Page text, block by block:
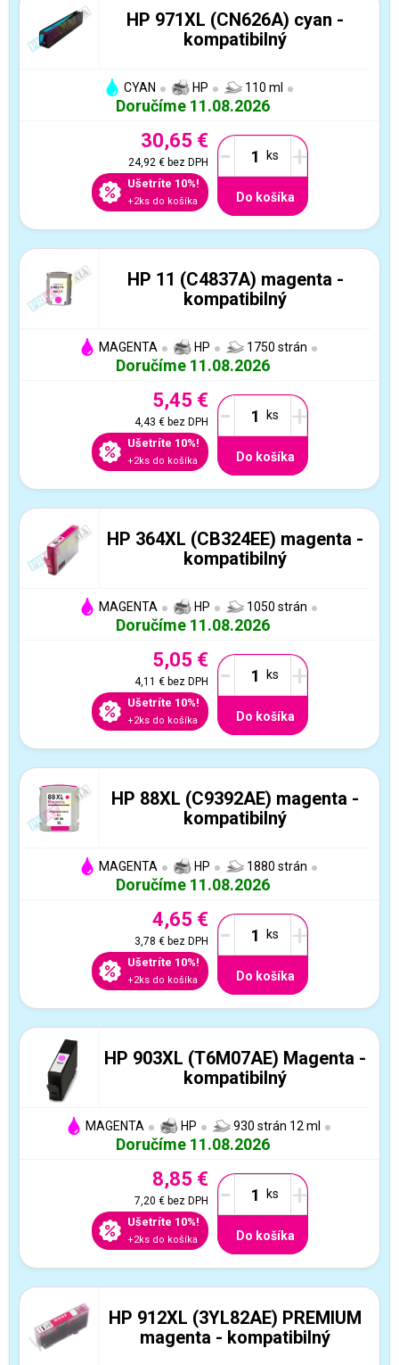
HP 971XL (CN626A) cyan -
kompatibilný
CYAN HP 110 ml
Doručíme 11.08.2026
30,65 €
24,92 €bez DPH
Ušetríte 10%!
+2ks do košíka
- +
Do košíka
HP 11 (C4837A) magenta -
kompatibilný
MAGENTA HP 1750 strán
Doručíme 11.08.2026
5,45 €
4,43 €bez DPH
Ušetríte 10%!
+2ks do košíka
- +
Do košíka
HP 364XL (CB324EE) magenta -
kompatibilný
MAGENTA HP 1050 strán
Doručíme 11.08.2026
5,05 €
4,11 €bez DPH
Ušetríte 10%!
+2ks do košíka
- +
Do košíka
HP 88XL (C9392AE) magenta -
kompatibilný
MAGENTA HP 1880 strán
Doručíme 11.08.2026
4,65 €
3,78 €bez DPH
Ušetríte 10%!
+2ks do košíka
- +
Do košíka
HP 903XL (T6M07AE) Magenta -
kompatibilný
MAGENTA HP 930 strán 12 ml
Doručíme 11.08.2026
8,85 €
7,20 €bez DPH
Ušetríte 10%!
+2ks do košíka
- +
Do košíka
HP 912XL (3YL82AE) PREMIUM
magenta - kompatibilný